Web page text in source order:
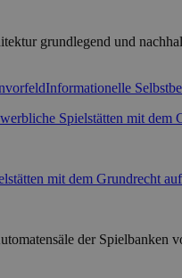
grundlegend und
Informationelle
mit dem Grundrecht
der